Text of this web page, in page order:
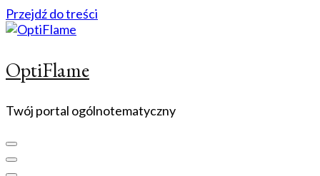
Przejdź do treści
OptiFlame
Twój portal ogólnotematyczny